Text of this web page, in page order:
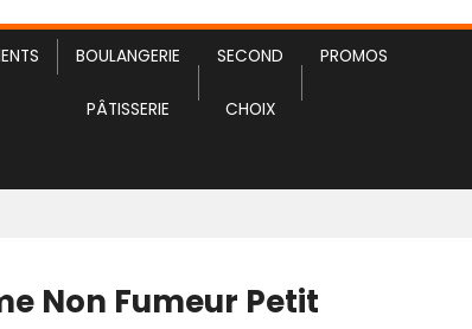
BOULANGERIE
PÂTISSERIE
SECOND
CHOIX
PROMOS
Non Fumeur Petit